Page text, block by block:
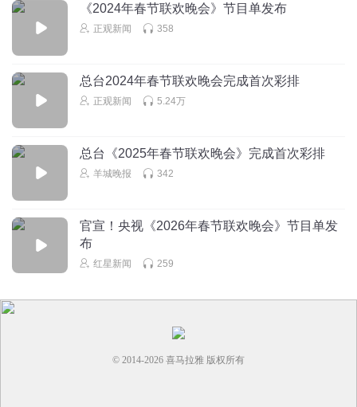
《2024年春节联欢晚会》节目单发布
正观新闻 358
总台2024年春节联欢晚会完成首次彩排
正观新闻 5.24万
总台《2025年春节联欢晚会》完成首次彩排
羊城晚报 342
官宣！央视《2026年春节联欢晚会》节目单发
布
红星新闻 259
© 2014-2026 喜马拉雅 版权所有